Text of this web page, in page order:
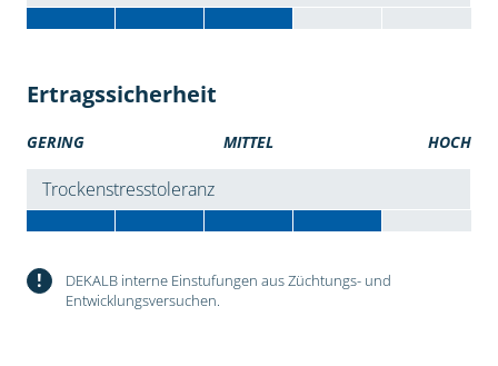
Ertragssicherheit
GERING MITTEL HOCH
Trockenstresstoleranz
!
DEKALB interne Einstufungen aus Züchtungs- und
Entwicklungsversuchen.